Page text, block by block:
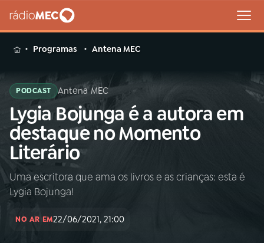
MENU
Buscar
na
Rádio
MEC
Buscar
Início AO VIVO
INÍCIO
Programas Antena MEC
PODCAST Antena MEC
Lygia Bojunga é a autora em
destaque no Momento
Literário
Uma escritora que ama os livros e as crianças: esta é
Lygia Bojunga!
NO AR EM22/06/2021, 21:00